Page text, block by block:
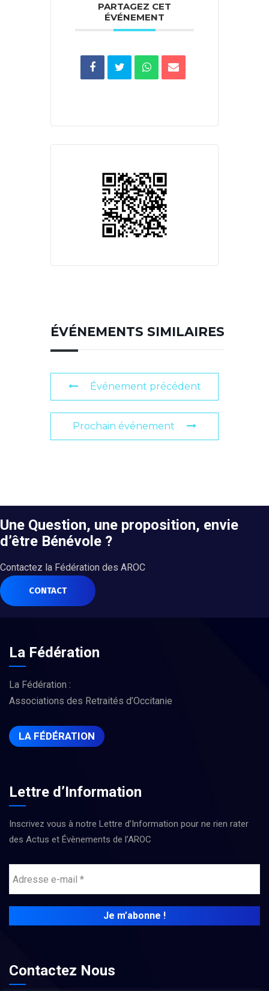
PARTAGEZ CET
ÉVÉNEMENT
ÉVÉNEMENTS SIMILAIRES
Événement précédent
Prochain événement
Une Question, une proposition, envie
d’être Bénévole ?
Contactez la Fédération des AROC
CONTACT
La Fédération
La Fédération :
Associations des Retraités d’Occitanie
LA FÉDÉRATION
Lettre d’Information
Inscrivez vous à notre Lettre d’Information pour ne rien rater
des Actus et Évènements de l’AROC
Contactez Nous